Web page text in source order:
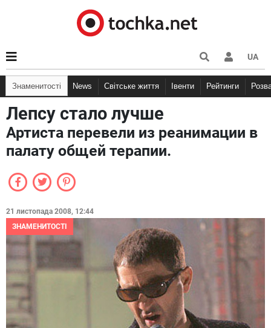
UA
Знаменитості News Світське життя Івенти Рейтинги
Лепсу стало лучше
Артиста перевели из реанимации в
палату общей терапии.
21 листопада 2008, 12:44
ЗНАМЕНИТОСТІ